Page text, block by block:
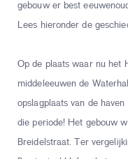
gebouw er best
Lees hieronder de
Op de plaats waar nu het
middeleeuwen de
opslagplaats van de
die periode! Het gebouw
Breidelstraat. Ter